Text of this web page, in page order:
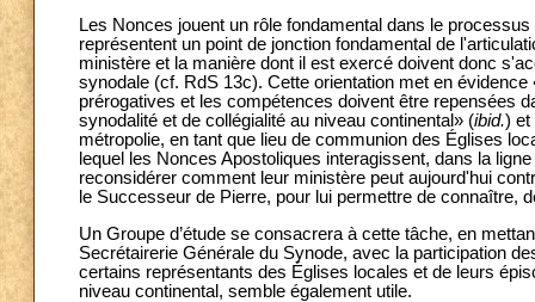
Les Nonces jouent un rôle fondamental dans le
représentent un point de jonction fondamental de
ministère et la manière dont il est exercé doivent donc
synodale (cf. RdS 13c). Cette orientation met en
prérogatives et les compétences doivent être repensées
synodalité et de collégialité au niveau continental» (ibid.) et
métropolie, en tant que lieu de communion des Églises
lequel les Nonces Apostoliques interagissent, dans la
reconsidérer comment leur ministère peut aujourd'hui
le Successeur de Pierre, pour lui permettre de connaître,
Un Groupe d’étude se consacrera à cette tâche, en
Secrétairerie Générale du Synode, avec la participation
certains représentants des Églises locales et de leurs
niveau continental, semble également utile.